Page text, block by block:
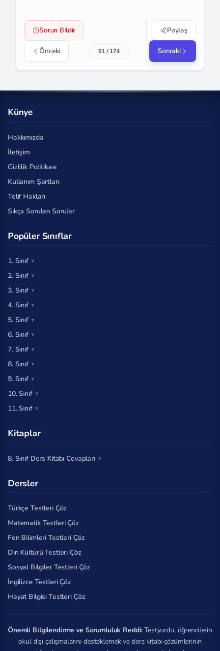
Sorun Bildir Paylaş
Önceki 91 / 174 Sonraki
Künye
Hakkımızda
İletişim
Gizlilik Politikası
Kullanım Şartları
Telif Hakları
Sıkça Sorulan Sorular
Popüler Sınıflar
1. Sınıf
2. Sınıf
3. Sınıf
4. Sınıf
5. Sınıf
6. Sınıf
7. Sınıf
8. Sınıf
9. Sınıf
10. Sınıf
11. Sınıf
Kitaplar
8. Sınıf Ders Kitabı Cevapları
Dersler
Türkçe Testleri Çöz
Matematik Testleri Çöz
Fen Bilimleri Testleri Çöz
Din Kültürü Testleri Çöz
Sosyal Bilgiler Testleri Çöz
İngilizce Testleri Çöz
Hayat Bilgisi Testleri Çöz
Önemli Bilgilendirme ve Sorumluluk Reddi: Testyurdu, öğrencilerin
okul dışı çalışmalarını desteklemek ve ders kitabı çözümlerinin